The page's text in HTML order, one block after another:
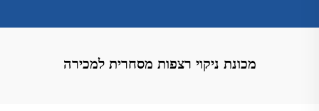
מכונת ניקוי רצפות מסחרית למכירה